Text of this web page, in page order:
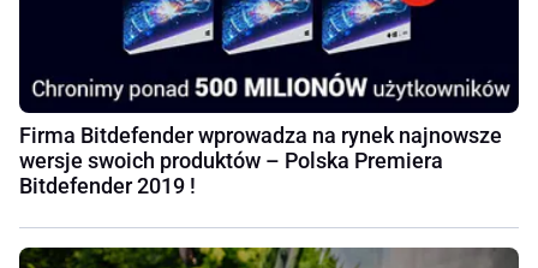
Firma Bitdefender wprowadza na rynek najnowsze
wersje swoich produktów – Polska Premiera
Bitdefender 2019 !